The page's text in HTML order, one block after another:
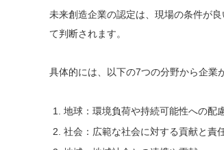
未来創造企業の認定は、現場の条件が
て判断されます。
具体的には、以下の7つの分野から企業
地球：環境負荷や持続可能性への配
社会：広範な社会に対する貢献と責